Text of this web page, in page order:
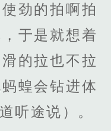
劲的拍啊拍
于是就想着
的拉也不拉
蝗会钻进体
听途说）。